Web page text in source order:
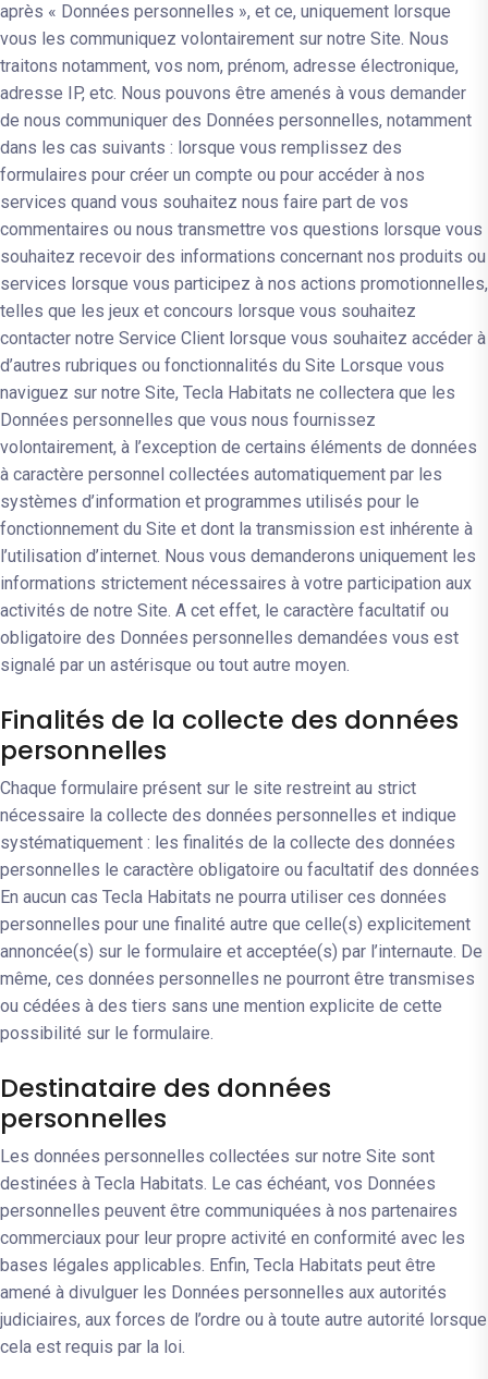
après « Données personnelles », et ce, uniquement lorsque
vous les communiquez volontairement sur notre Site. Nous
traitons notamment, vos nom, prénom, adresse électronique,
adresse IP, etc. Nous pouvons être amenés à vous demander
de nous communiquer des Données personnelles, notamment
dans les cas suivants : lorsque vous remplissez des
formulaires pour créer un compte ou pour accéder à nos
services quand vous souhaitez nous faire part de vos
commentaires ou nous transmettre vos questions lorsque vous
souhaitez recevoir des informations concernant nos produits ou
services lorsque vous participez à nos actions promotionnelles,
telles que les jeux et concours lorsque vous souhaitez
contacter notre Service Client lorsque vous souhaitez accéder à
d’autres rubriques ou fonctionnalités du Site Lorsque vous
naviguez sur notre Site, Tecla Habitats ne collectera que les
Données personnelles que vous nous fournissez
volontairement, à l’exception de certains éléments de données
à caractère personnel collectées automatiquement par les
systèmes d’information et programmes utilisés pour le
fonctionnement du Site et dont la transmission est inhérente à
l’utilisation d’internet. Nous vous demanderons uniquement les
informations strictement nécessaires à votre participation aux
activités de notre Site. A cet effet, le caractère facultatif ou
obligatoire des Données personnelles demandées vous est
signalé par un astérisque ou tout autre moyen.
Finalités de la collecte des données
personnelles
Chaque formulaire présent sur le site restreint au strict
nécessaire la collecte des données personnelles et indique
systématiquement : les finalités de la collecte des données
personnelles le caractère obligatoire ou facultatif des données
En aucun cas Tecla Habitats ne pourra utiliser ces données
personnelles pour une finalité autre que celle(s) explicitement
annoncée(s) sur le formulaire et acceptée(s) par l’internaute. De
même, ces données personnelles ne pourront être transmises
ou cédées à des tiers sans une mention explicite de cette
possibilité sur le formulaire.
Destinataire des données
personnelles
Les données personnelles collectées sur notre Site sont
destinées à Tecla Habitats. Le cas échéant, vos Données
personnelles peuvent être communiquées à nos partenaires
commerciaux pour leur propre activité en conformité avec les
bases légales applicables. Enfin, Tecla Habitats peut être
amené à divulguer les Données personnelles aux autorités
judiciaires, aux forces de l’ordre ou à toute autre autorité lorsque
cela est requis par la loi.